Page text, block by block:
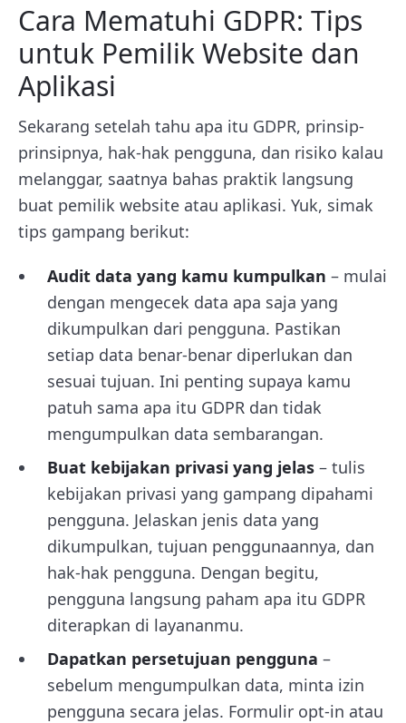
Cara Mematuhi GDPR: Tips
untuk Pemilik Website dan
Aplikasi
Sekarang setelah tahu apa itu GDPR, prinsip-
prinsipnya, hak-hak pengguna, dan risiko kalau
melanggar, saatnya bahas praktik langsung
buat pemilik website atau aplikasi. Yuk, simak
tips gampang berikut:
Audit data yang kamu kumpulkan – mulai
dengan mengecek data apa saja yang
dikumpulkan dari pengguna. Pastikan
setiap data benar-benar diperlukan dan
sesuai tujuan. Ini penting supaya kamu
patuh sama apa itu GDPR dan tidak
mengumpulkan data sembarangan.
Buat kebijakan privasi yang jelas – tulis
kebijakan privasi yang gampang dipahami
pengguna. Jelaskan jenis data yang
dikumpulkan, tujuan penggunaannya, dan
hak-hak pengguna. Dengan begitu,
pengguna langsung paham apa itu GDPR
diterapkan di layananmu.
Dapatkan persetujuan pengguna –
sebelum mengumpulkan data, minta izin
pengguna secara jelas. Formulir opt-in atau